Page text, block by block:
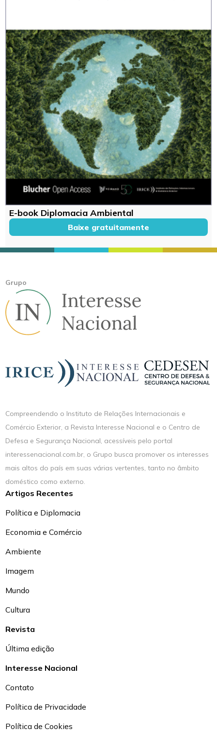
E-book Diplomacia Ambiental
Baixe gratuitamente
Grupo
Compreendendo o Instituto de Relações Internacionais e
Comércio Exterior, a Revista Interesse Nacional e o Centro de
Defesa e Segurança Nacional, acessíveis pelo portal
interessenacional.com.br, o Grupo busca promover os interesses
mais altos do país em suas várias vertentes, tanto no âmbito
doméstico como externo.
Artigos Recentes
Política e Diplomacia
Economia e Comércio
Ambiente
Imagem
Mundo
Cultura
Revista
Última edição
Interesse Nacional
Contato
Política de Privacidade
Política de Cookies